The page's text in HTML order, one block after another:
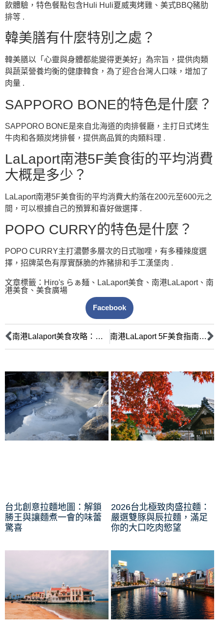
飲體驗，特色餐點包含Huli Huli夏威夷烤雞、美式BBQ豬肋
排等 .
韓美膳有什麼特別之處？
韓美膳以「心靈與身體都能變得更美好」為宗旨，提供肉類
與蔬菜營養均衡的健康韓食，為了迎合台灣人口味，增加了
肉量 .
SAPPORO BONE的特色是什麼？
SAPPORO BONE是來自北海道的肉排餐廳，主打日式烤生
牛肉和各類炭烤排餐，提供高品質的肉類料理 .
LaLaport南港5F美食街的平均消費
大概是多少？
LaLaport南港5F美食街的平均消費大約落在200元至600元之
間，可以根據自己的預算和喜好做選擇 .
POPO CURRY的特色是什麼？
POPO CURRY主打濃鬱多層次的日式咖哩，有多種辣度選
擇，招牌菜色有厚實酥脆的炸豬排和手工漢堡肉 .
文章標籤： Hiro's らぁ麺 、 LaLaport美食 、 南港LaLaport、 南
港美食 、 美食廣場
Facebook
南港Lalaport美食攻略：從Hiro’s拉麵出發，探索日義美食饗宴 南港LaLaport 5F美食指南：精選日系餐廳，滿足您的味蕾
台北創意拉麵地圖：解鎖
勝王與讓麵煮一會的味蕾
驚喜
2026台北極致肉盛拉麵：
嚴選雙豚與辰拉麵，滿足
你的大口吃肉慾望